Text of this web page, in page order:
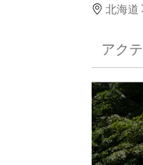
北海道
アク